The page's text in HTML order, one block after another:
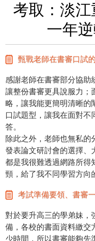
考取：淡
一年
甄戰老師在書審口試
感謝老師在書審部分協助
讓整份書審更具說服力；
略，讓我能更簡明清晰的
口試題型，讓我在面對不
答。
除此之外，老師也無私的
發表論文研討會的選擇、
都是我很難透過網路所得
頸，給了我不同學習方向
考試準備要領、書審
對於要升高三的學弟妹，
備，各校的書面資料繳交
少時間，所以書審能夠先